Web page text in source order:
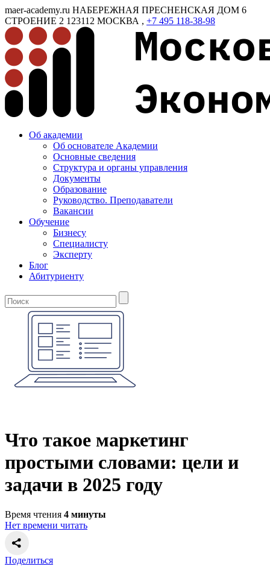
maer-academy.ru НАБЕРЕЖНАЯ ПРЕСНЕНСКАЯ ДОМ 6
СТРОЕНИЕ 2 123112 МОСКВА , +7 495 118-38-98
Об академии
Об основателе Академии
Основные сведения
Структура и органы управления
Документы
Образование
Руководство. Преподаватели
Вакансии
Обучение
Бизнесу
Специалисту
Эксперту
Блог
Абитуриенту
Что такое маркетинг
простыми словами: цели и
задачи в 2025 году
Время чтения 4 минуты
Нет времени читать
Поделиться